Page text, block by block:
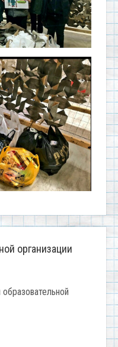
организации